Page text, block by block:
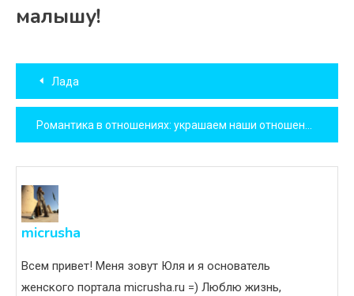
малышу!
Навигация
по
записям
Лада
micrusha
Всем привет! Меня зовут Юля и я основатель
женского портала micrusha.ru =) Люблю жизнь,